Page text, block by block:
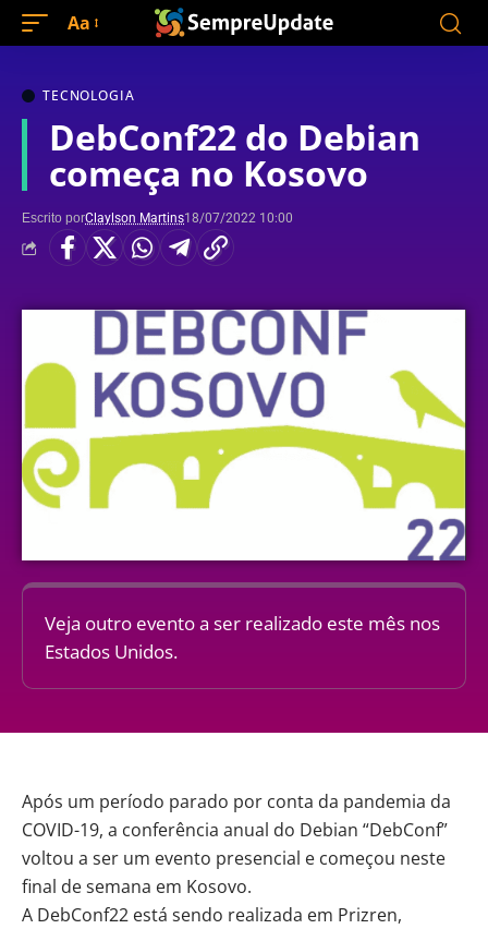
Aa
TECNOLOGIA
DebConf22 do Debian
começa no Kosovo
Escrito porClaylson Martins18/07/2022 10:00
Veja outro evento a ser realizado este mês nos
Estados Unidos.
Após um período parado por conta da pandemia da
COVID-19, a conferência anual do Debian “DebConf”
voltou a ser um evento presencial e começou neste
final de semana em Kosovo.
A DebConf22 está sendo realizada em Prizren,